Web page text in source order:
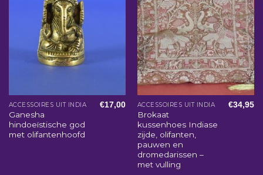
ACCESSOIRES UIT INDIA
Ganesha
hindoeïstische god
met olifantenhoofd
€17,00 ACCESSOIRES UIT INDIA
Brokaat
kussenhoes Indiase
zijde, olifanten,
pauwen en
dromedarissen –
met vulling
€34,95